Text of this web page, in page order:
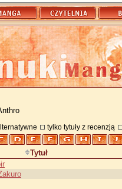
tylko tytuły z recenzją
Tytuł